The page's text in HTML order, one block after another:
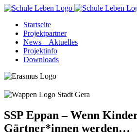
Zum
springenStartseite
Projektpartner
News – Aktuelles
Projektinfo
Downloads
SSP Eppan – Wenn
Gärtner*innen werden…